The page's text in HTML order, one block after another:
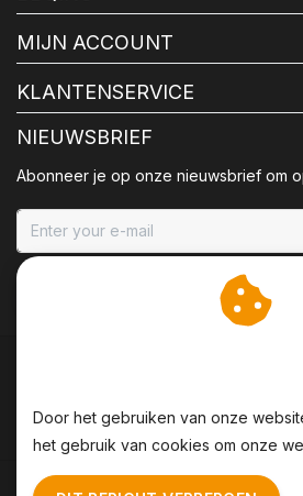
MIJN ACCOUNT
KLANTENSERVICE
NIEUWSBRIEF
Abonneer je op onze nieuwsbrief om
Door het gebruiken van onze
het gebruik van cookies om onze